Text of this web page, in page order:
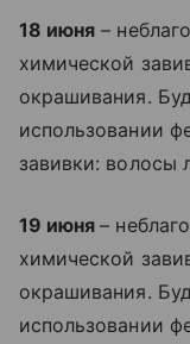
18 июня –
химической
окрашивания.
использовании
завивки: волосы
19 июня–
химической
окрашивания.
использовании